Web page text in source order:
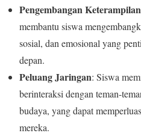
Pengembangan Keterampilan
membantu siswa
sosial, dan emosional yang
depan.
Peluang Jaringan: Siswa
berinteraksi dengan teman-
budaya, yang dapat
mereka.